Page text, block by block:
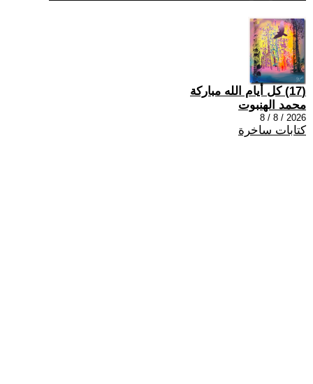
(17) كل أيام الله مباركة
محمد الهنبوت
2026 / 8 / 8
كتابات ساخرة